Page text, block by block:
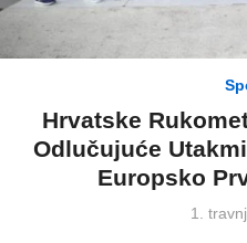
Hrvatske
Odlučujuće
Europsko
Posted
1.